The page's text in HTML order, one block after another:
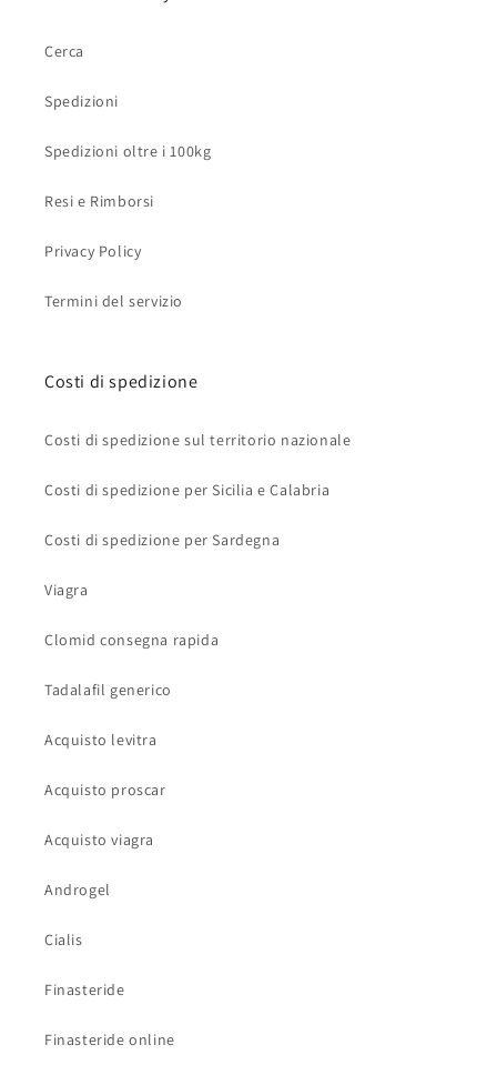
Cerca
Spedizioni
Spedizioni oltre i 100kg
Resi e Rimborsi
Privacy Policy
Termini del servizio
Costi di spedizione
Costi di spedizione sul territorio nazionale
Costi di spedizione per Sicilia e Calabria
Costi di spedizione per Sardegna
Viagra
Clomid consegna rapida
Tadalafil generico
Acquisto levitra
Acquisto proscar
Acquisto viagra
Androgel
Cialis
Finasteride
Finasteride online